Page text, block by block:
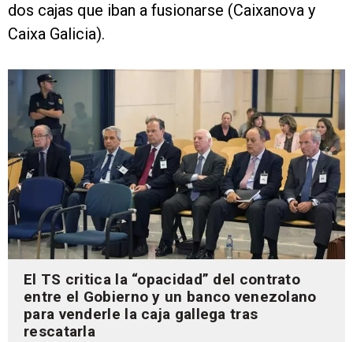
dos cajas que iban a fusionarse (Caixanova y
Caixa Galicia).
El TS critica la “opacidad” del contrato
entre el Gobierno y un banco venezolano
para venderle la caja gallega tras
rescatarla